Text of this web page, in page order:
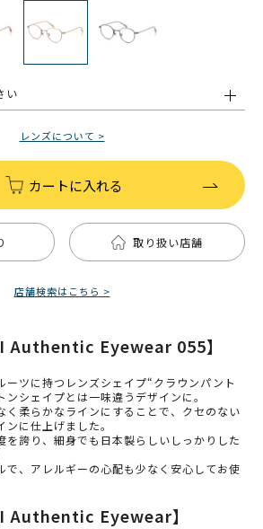
い
レンズについて >
カートに入れる
取り扱い店舗
店舗検索はこちら >
Authentic Eyewear 055】
ーツに持つレンズシェイプ“クラウンパント
シェイプとは一味違うデザインに。
く柔らかなラインにすることで、クセのない
に仕上げました。
を誇り、細身でも日本製らしいしっかりした
で、アレルギーの心配も少なく安心してお使
Authentic Eyewear】